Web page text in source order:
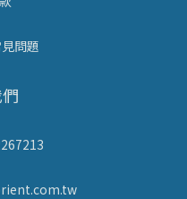
問題